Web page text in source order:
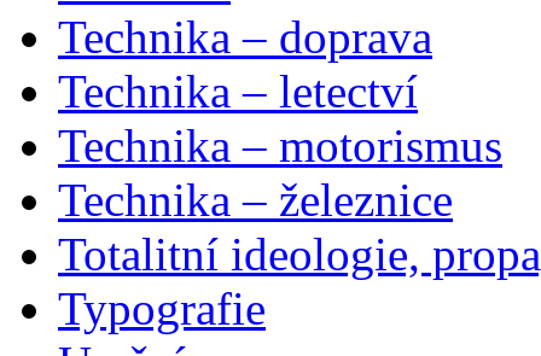
Technika – doprava
Technika – letectví
Technika – motorismus
Technika – železnice
Totalitní ideologie,
Typografie